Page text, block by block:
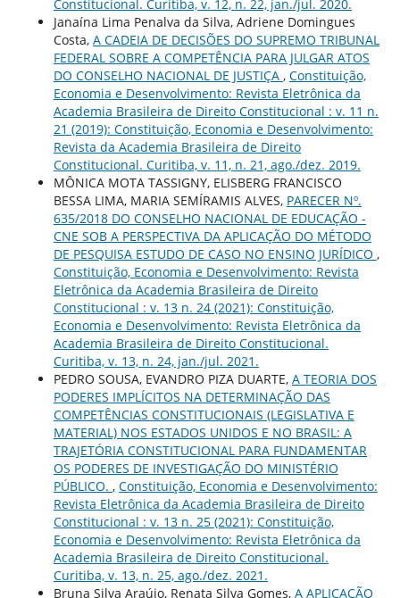
Constitucional. Curitiba, v. 12, n. 22, jan./jul. 2020.
Janaína Lima Penalva da Silva, Adriene Domingues
Costa, A CADEIA DE DECISÕES DO SUPREMO TRIBUNAL
FEDERAL SOBRE A COMPETÊNCIA PARA JULGAR ATOS
DO CONSELHO NACIONAL DE JUSTIÇA , Constituição,
Economia e Desenvolvimento: Revista Eletrônica da
Academia Brasileira de Direito Constitucional : v. 11 n.
21 (2019): Constituição, Economia e Desenvolvimento:
Revista da Academia Brasileira de Direito
Constitucional. Curitiba, v. 11, n. 21, ago./dez. 2019.
MÔNICA MOTA TASSIGNY, ELISBERG FRANCISCO
BESSA LIMA, MARIA SEMÍRAMIS ALVES, PARECER Nº.
635/2018 DO CONSELHO NACIONAL DE EDUCAÇÃO -
CNE SOB A PERSPECTIVA DA APLICAÇÃO DO MÉTODO
DE PESQUISA ESTUDO DE CASO NO ENSINO JURÍDICO ,
Constituição, Economia e Desenvolvimento: Revista
Eletrônica da Academia Brasileira de Direito
Constitucional : v. 13 n. 24 (2021): Constituição,
Economia e Desenvolvimento: Revista Eletrônica da
Academia Brasileira de Direito Constitucional.
Curitiba, v. 13, n. 24, jan./jul. 2021.
PEDRO SOUSA, EVANDRO PIZA DUARTE, A TEORIA DOS
PODERES IMPLÍCITOS NA DETERMINAÇÃO DAS
COMPETÊNCIAS CONSTITUCIONAIS (LEGISLATIVA E
MATERIAL) NOS ESTADOS UNIDOS E NO BRASIL: A
TRAJETÓRIA CONSTITUCIONAL PARA FUNDAMENTAR
OS PODERES DE INVESTIGAÇÃO DO MINISTÉRIO
PÚBLICO. , Constituição, Economia e Desenvolvimento:
Revista Eletrônica da Academia Brasileira de Direito
Constitucional : v. 13 n. 25 (2021): Constituição,
Economia e Desenvolvimento: Revista Eletrônica da
Academia Brasileira de Direito Constitucional.
Curitiba, v. 13, n. 25, ago./dez. 2021.
Bruna Silva Araújo, Renata Silva Gomes, A APLICAÇÃO